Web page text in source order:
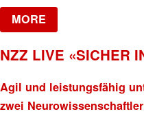
MORE
NZZ LIVE «SICHER
Agil und leistungsfähig
zwei